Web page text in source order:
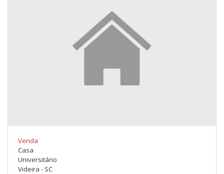
Venda
Casa
Universitário
Videira - SC